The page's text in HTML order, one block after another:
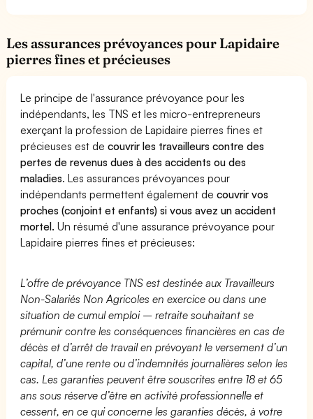
Les assurances prévoyances pour Lapidaire
pierres fines et précieuses
Le principe de l'assurance prévoyance pour les
indépendants, les TNS et les micro-entrepreneurs
exerçant la profession de Lapidaire pierres fines et
précieuses est decouvrir les travailleurs contre des
pertes de revenus dues à des accidents ou des
maladies. Les assurances prévoyances pour
indépendants permettent également decouvrir vos
proches (conjoint et enfants) si vous avez un accident
mortel. Un résumé d'une assurance prévoyance pour
Lapidaire pierres fines et précieuses:
L’offre de prévoyance TNS est destinée aux Travailleurs
Non-Salariés Non Agricoles en exercice ou dans une
situation de cumul emploi – retraite souhaitant se
prémunir contre les conséquences financières en cas de
décès et d’arrêt de travail en prévoyant le versement d’un
capital, d’une rente ou d’indemnités journalières selon les
cas. Les garanties peuvent être souscrites entre 18 et 65
ans sous réserve d’être en activité professionnelle et
cessent, en ce qui concerne les garanties décès, à votre